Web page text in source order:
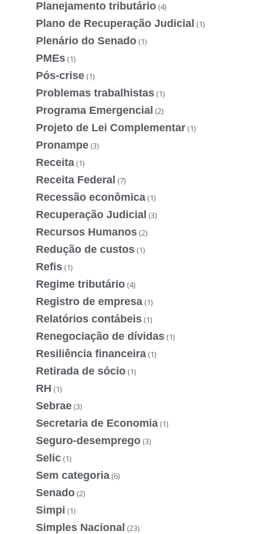
Planejamento tributário (4)
Plano de Recuperação Judicial (1)
Plenário do Senado (1)
PMEs (1)
Pós-crise (1)
Problemas trabalhistas (1)
Programa Emergencial (2)
Projeto de Lei Complementar (1)
Pronampe (3)
Receita (1)
Receita Federal (7)
Recessão econômica (1)
Recuperação Judicial (3)
Recursos Humanos (2)
Redução de custos (1)
Refis (1)
Regime tributário (4)
Registro de empresa (1)
Relatórios contábeis (1)
Renegociação de dívidas (1)
Resiliência financeira (1)
Retirada de sócio (1)
RH (1)
Sebrae (3)
Secretaria de Economia (1)
Seguro-desemprego (3)
Selic (1)
Sem categoria (6)
Senado (2)
Simpi (1)
Simples Nacional (23)